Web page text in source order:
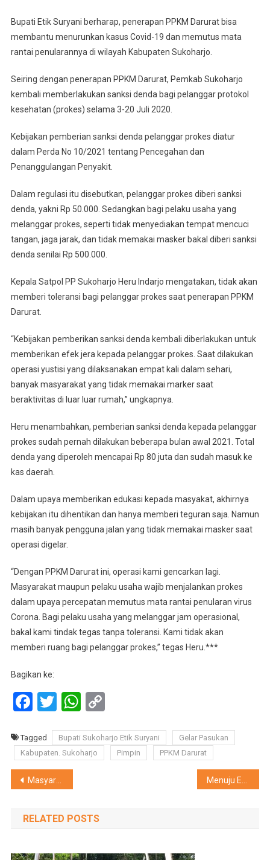
Bupati Etik Suryani berharap, penerapan PPKM Darurat bisa
membantu menurunkan kasus Covid-19 dan memutus mata
rantai penularannya di wilayah Kabupaten Sukoharjo.
Seiring dengan penerapan PPKM Darurat, Pemkab Sukoharjo
kembali memberlakukan sanksi denda bagi pelanggar protokol
kesehatan (prokes) selama 3-20 Juli 2020.
Kebijakan pemberian sanksi denda pelanggar prokes diatur
dalam Perda No 10/2021 tentang Pencegahan dan
Penanggulangan Penyakit.
Dalam regulasi itu disebutkan, pelanggar prokes diberi sanksi
denda, yakni Rp 50.000. Sedangkan bagi pelaku usaha yang
melanggar prokes, seperti tidak menyediakan tempat mencuci
tangan, jaga jarak, dan tidak memakai masker bakal diberi sanksi
denda senilai Rp 500.000.
Kepala Satpol PP Sukoharjo Heru Indarjo mengatakan, tidak akan
memberi toleransi bagi pelanggar prokes saat penerapan PPKM
Darurat.
“Kebijakan pemberikan sanksi denda kembali diberlakukan untuk
memberikan efek jera kepada pelanggar prokes. Saat dilakukan
operasi yustisi yang dilaksanakan empat kali dalam sehari,
banyak masyarakat yang tidak memakai marker saat
beraktivitas di luar luar rumah,” ungkapnya.
Heru menambahkan, pemberian sanksi denda kepada pelanggar
prokes sudah pernah dilakukan beberapa bulan awal 2021. Total
denda yang diperoleh mencapai Rp 80 juta dan sudah masuk ke
kas daerah.
Dalam upaya memberikan edukasi kepada masyakat, akhirnya
kebijakan itu dihentikan dan hanya memberi teguran saja. Namun
masih banyak pengguna jalan yang tidak memakai masker saat
operasi digelar.
“Dengan PPKM Darurat ini, operasi kami gencarkan lagi.
Masyarakat maupun pelaku usaha wajib menjalankan prokes
dalam upaya percepatan memutus mata rantai penularan virus
Corona. Bagi pelaku usaha yang melanggar jam operasional,
bakal kami tindak tegas tanpa toleransi. Kami tidak akan
memberi ruang bagi pelanggar prokes,” tegas Heru.***
Bagikan ke:
Facebook
TwitterWhatsApp
Copy
Tagged Bupati Sukoharjo Etik Suryani
Gelar Pasukan
Kabupaten. Sukoharjo
Pimpin PPKM Darurat
Navigasi
pos
Masyarakat Dituntut Patuhi Regulasi PPKM Darurat
RELATED POSTS